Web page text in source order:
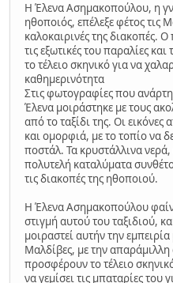
Η Έλενα Ασημακοπούλου, η
ηθοποιός, επέλεξε φέτος τις
καλοκαιρινές της διακοπές.
τις εξωτικές του παραλίες
το τέλειο σκηνικό για να
καθημερινότητα
Στις φωτογραφίες που
Έλενα μοιράστηκε με τους
από το ταξίδι της. Οι
και ομορφιά, με το τοπίο να
ποστάλ. Τα κρυστάλλινα νερά,
πολυτελή καταλύματα
τις διακοπές της ηθοποιού.
Η Έλενα Ασημακοπούλου
στιγμή αυτού του ταξιδιού,
μοιραστεί αυτήν την
Μαλδίβες, με την
προσφέρουν το τέλειο
να γεμίσει τις μπαταρίες του